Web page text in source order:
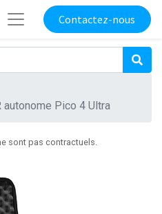
Contactez-nous
Pico 4 Ultra
sont pas contractuels.